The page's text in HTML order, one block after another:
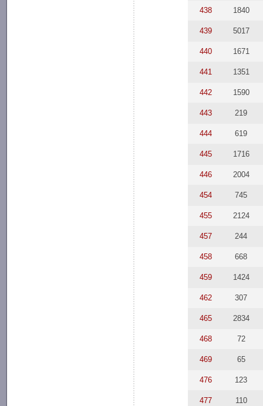
438 1840
439 5017
440 1671
441 1351
442 1590
443 219
444 619
445 1716
446 2004
454 745
455 2124
457 244
458 668
459 1424
462 307
465 2834
468 72
469 65
476 123
477 110